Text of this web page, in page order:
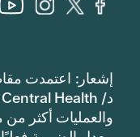
إشعار: اعتمدت
والعمليات أكثر